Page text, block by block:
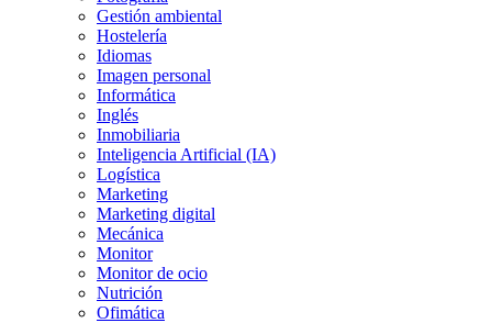
Gestión ambiental
Hostelería
Idiomas
Imagen personal
Informática
Inglés
Inmobiliaria
Inteligencia Artificial (IA)
Logística
Marketing
Marketing digital
Mecánica
Monitor
Monitor de ocio
Nutrición
Ofimática